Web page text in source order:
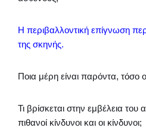
Η περιβαλλοντική επίγνωση
της σκηνής.
Ποια μέρη είναι παρόντα, τόσο
Τι βρίσκεται στην εμβέλεια του
πιθανοί κίνδυνοι και οι κίνδυνοι;